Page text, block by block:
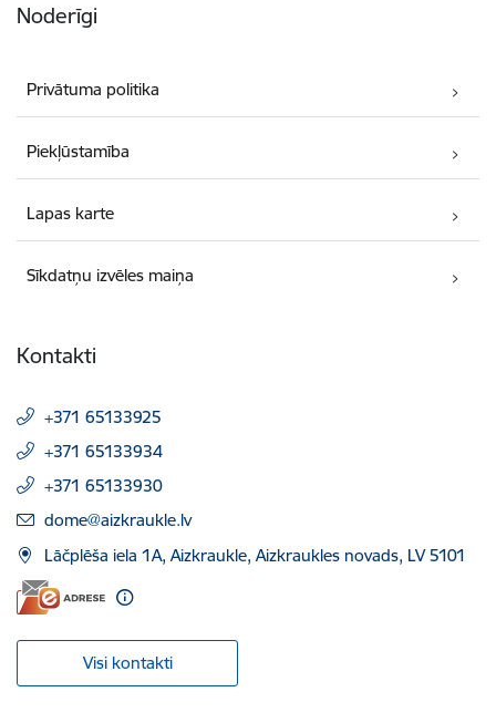
Noderīgi
Privātuma politika
Piekļūstamība
Lapas karte
Sīkdatņu izvēles maiņa
Kontakti
+371 65133925
+371 65133934
+371 65133930
E-pasts:
dome@aizkraukle.lv
Lāčplēša iela 1A, Aizkraukle, Aizkraukles novads, LV 5101
Visi kontakti